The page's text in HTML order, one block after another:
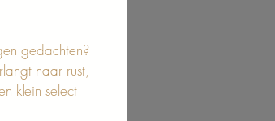
gedachten?
naar rust,
klein select